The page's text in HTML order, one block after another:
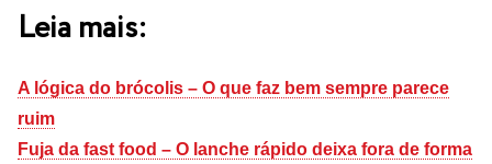
Leia mais:
A lógica do brócolis – O que faz bem sempre parece
ruim
Fuja da fast food – O lanche rápido deixa fora de forma